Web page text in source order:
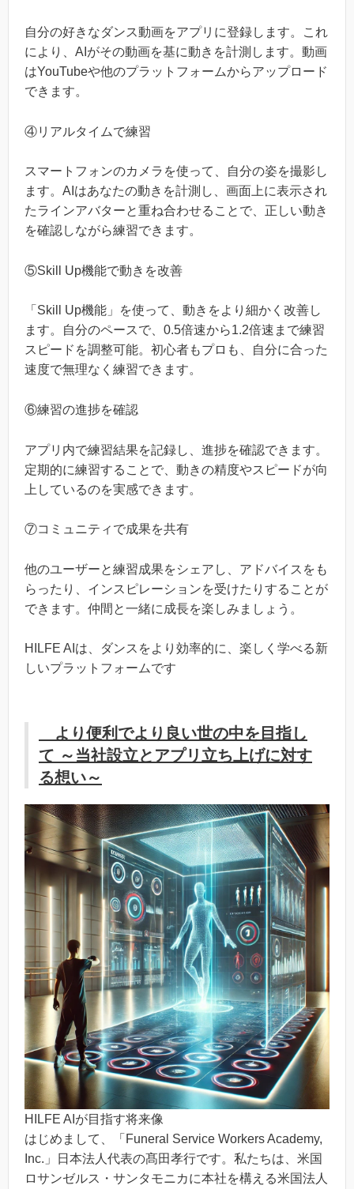
自分の好きなダンス動画をアプリに登録します。これ
により、AIがその動画を基に動きを計測します。動画
はYouTubeや他のプラットフォームからアップロード
できます。
④リアルタイムで練習
スマートフォンのカメラを使って、自分の姿を撮影し
ます。AIはあなたの動きを計測し、画面上に表示され
たラインアバターと重ね合わせることで、正しい動き
を確認しながら練習できます。
⑤Skill Up機能で動きを改善
「Skill Up機能」を使って、動きをより細かく改善し
ます。自分のペースで、0.5倍速から1.2倍速まで練習
スピードを調整可能。初心者もプロも、自分に合った
速度で無理なく練習できます。
⑥練習の進捗を確認
アプリ内で練習結果を記録し、進捗を確認できます。
定期的に練習することで、動きの精度やスピードが向
上しているのを実感できます。
⑦コミュニティで成果を共有
他のユーザーと練習成果をシェアし、アドバイスをも
らったり、インスピレーションを受けたりすることが
できます。仲間と一緒に成長を楽しみましょう。
HILFE AIは、ダンスをより効率的に、楽しく学べる新
しいプラットフォームです
より便利でより良い世の中を目指し
て ～当社設立とアプリ立ち上げに対す
る想い～
HILFE AIが目指す将来像
はじめまして、「Funeral Service Workers Academy,
Inc.」日本法人代表の髙田孝行です。私たちは、米国
ロサンゼルス・サンタモニカに本社を構える米国法人